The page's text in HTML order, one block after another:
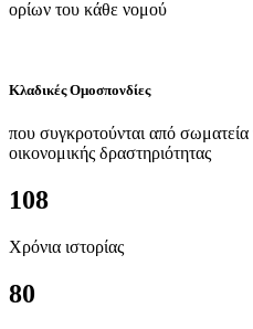
ορίων του κάθε νομού
Κλαδικές Ομοσπονδίες
που συγκροτούνται από
οικονομικής δραστηριότητας
108
Χρόνια ιστορίας
80